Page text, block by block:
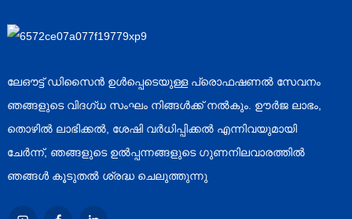
ലേഔട്ട് ഡിസൈൻ ഉൾപ്പെടെയുള്ള പ്രൊഫഷണൽ സേവനം
ഞങ്ങളുടെ വിദഗ്ധ സംഘം നിങ്ങൾക്ക് നൽകും. ഊർജ ലാഭം,
തൊഴിൽ ലാഭിക്കൽ, ശേഷി വർധിപ്പിക്കൽ എന്നിവയുമായി
ചേർന്ന്, ഞങ്ങളുടെ ഉൽപ്പന്നങ്ങളുടെ ഗുണനിലവാരത്തിൽ
ഞങ്ങൾ കൂടുതൽ ശ്രദ്ധ ചെലുത്തുന്നു